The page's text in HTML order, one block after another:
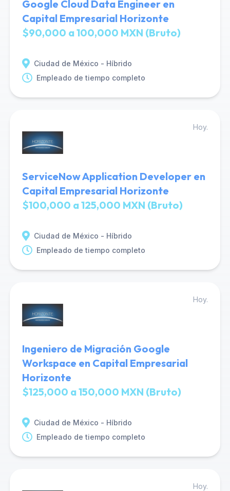
Google Cloud Data Engineer en
Capital Empresarial Horizonte
$90,000 a 100,000 MXN (Bruto)
Ciudad de México - Híbrido
Empleado de tiempo completo
Hoy.
ServiceNow Application Developer en
Capital Empresarial Horizonte
$100,000 a 125,000 MXN (Bruto)
Ciudad de México - Híbrido
Empleado de tiempo completo
Hoy.
Ingeniero de Migración Google
Workspace en Capital Empresarial
Horizonte
$125,000 a 150,000 MXN (Bruto)
Ciudad de México - Híbrido
Empleado de tiempo completo
Hoy.